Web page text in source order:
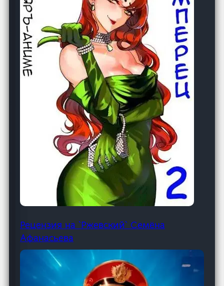
Рецензия на `Ржевский` Семёна
Афанасьева